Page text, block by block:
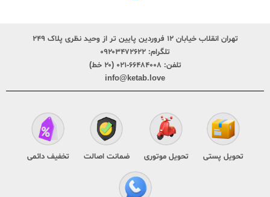
تهران انقلاب خیابان ۱۲ فروردین پایین تر از وحید نظری پلاک ۲۴۹
تلگرام: ۰۹۲۰۳۴۷۲۶۲۲
تلفن: ۶۶۴۸۴۰۰۸-۰۲۱ (۲۰ خط)
info@ketab.love
تحویل پستی تحویل موتوری ضمانت اصالت تخفیف دائمی